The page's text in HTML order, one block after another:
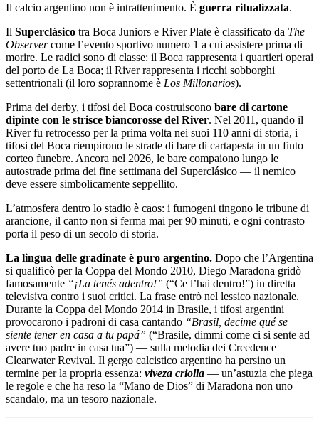
Il calcio argentino non è intrattenimento. È guerra ritualizzata.
Il Superclásico tra Boca Juniors e River Plate è classificato da The
Observercome l’evento sportivo numero 1 a cui assistere prima di
morire. Le radici sono di classe: il Boca rappresenta i quartieri operai
del porto de La Boca; il River rappresenta i ricchi sobborghi
settentrionali (il loro soprannome è Los Millonarios).
Prima dei derby, i tifosi del Boca costruiscono bare di cartone
dipinte con le strisce biancorosse del River. Nel 2011, quando il
River fu retrocesso per la prima volta nei suoi 110 anni di storia, i
tifosi del Boca riempirono le strade di bare di cartapesta in un finto
corteo funebre. Ancora nel 2026, le bare compaiono lungo le
autostrade prima dei fine settimana del Superclásico — il nemico
deve essere simbolicamente seppellito.
L’atmosfera dentro lo stadio è caos: i fumogeni tingono le tribune di
arancione, il canto non si ferma mai per 90 minuti, e ogni contrasto
porta il peso di un secolo di storia.
La lingua delle gradinate è puro argentino. Dopo che l’Argentina
si qualificò per la Coppa del Mondo 2010, Diego Maradona gridò
famosamente “¡La tenés adentro!” (“Ce l’hai dentro!”) in diretta
televisiva contro i suoi critici. La frase entrò nel lessico nazionale.
Durante la Coppa del Mondo 2014 in Brasile, i tifosi argentini
provocarono i padroni di casa cantando “Brasil, decime qué se
siente tener en casa a tu papá” (“Brasile, dimmi come ci si sente ad
avere tuo padre in casa tua”) — sulla melodia dei Creedence
Clearwater Revival. Il gergo calcistico argentino ha persino un
termine per la propria essenza: viveza criolla — un’astuzia che piega
le regole e che ha reso la “Mano de Dios” di Maradona non uno
scandalo, ma un tesoro nazionale.